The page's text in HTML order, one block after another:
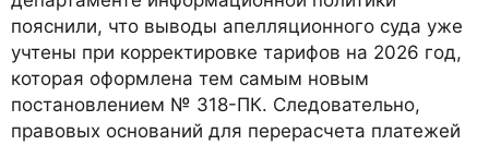
пояснили, что выводы апелляционного суда уже
учтены при корректировке тарифов на 2026 год,
которая оформлена тем самым новым
постановлением № 318-ПК. Следовательно,
правовых оснований для перерасчета платежей